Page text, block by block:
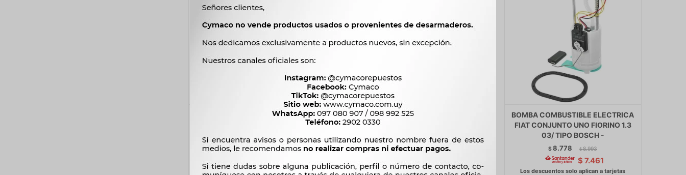
BOMBA COMBUSTIBLE ELECTRICA
CHEVROLET TAPA BOMBA COMB.
MERIVA MONTANA 04/09 -
$ 944 $ 968
BOMBA COMBUSTIBLE ELECTRICA
- CORSA MULTIPUNTO 3BAR -
$ 2.659 $ 2.725
$ 2.260
BOMBA COMBUSTIBLE ELECTRICA
FIAT CONJUNTO UNO FIORINO 1.3
03/ TIPO BOSCH -
$8.778 $ 8.993
$ 7.461